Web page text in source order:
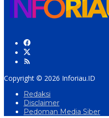
Copyright © 2026 Inforiau.ID
Redaksi
Disclaimer
Pedoman Media Siber